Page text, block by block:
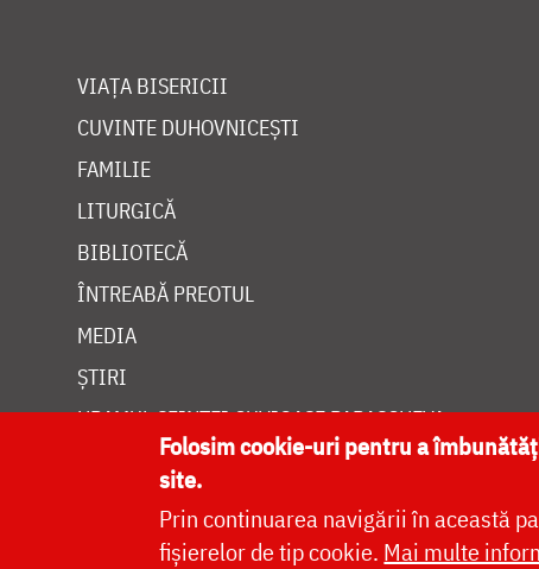
VIAȚA BISERICII
CUVINTE DUHOVNICEȘTI
FAMILIE
LITURGICĂ
BIBLIOTECĂ
ÎNTREABĂ PREOTUL
MEDIA
ȘTIRI
HRAMUL SFINTEI CUVIOASE PARASCHEVA
Folosim cookie-uri pentru a
site.
Prin continuarea navigării în această
fișierelor de tip cookie. Mai multe